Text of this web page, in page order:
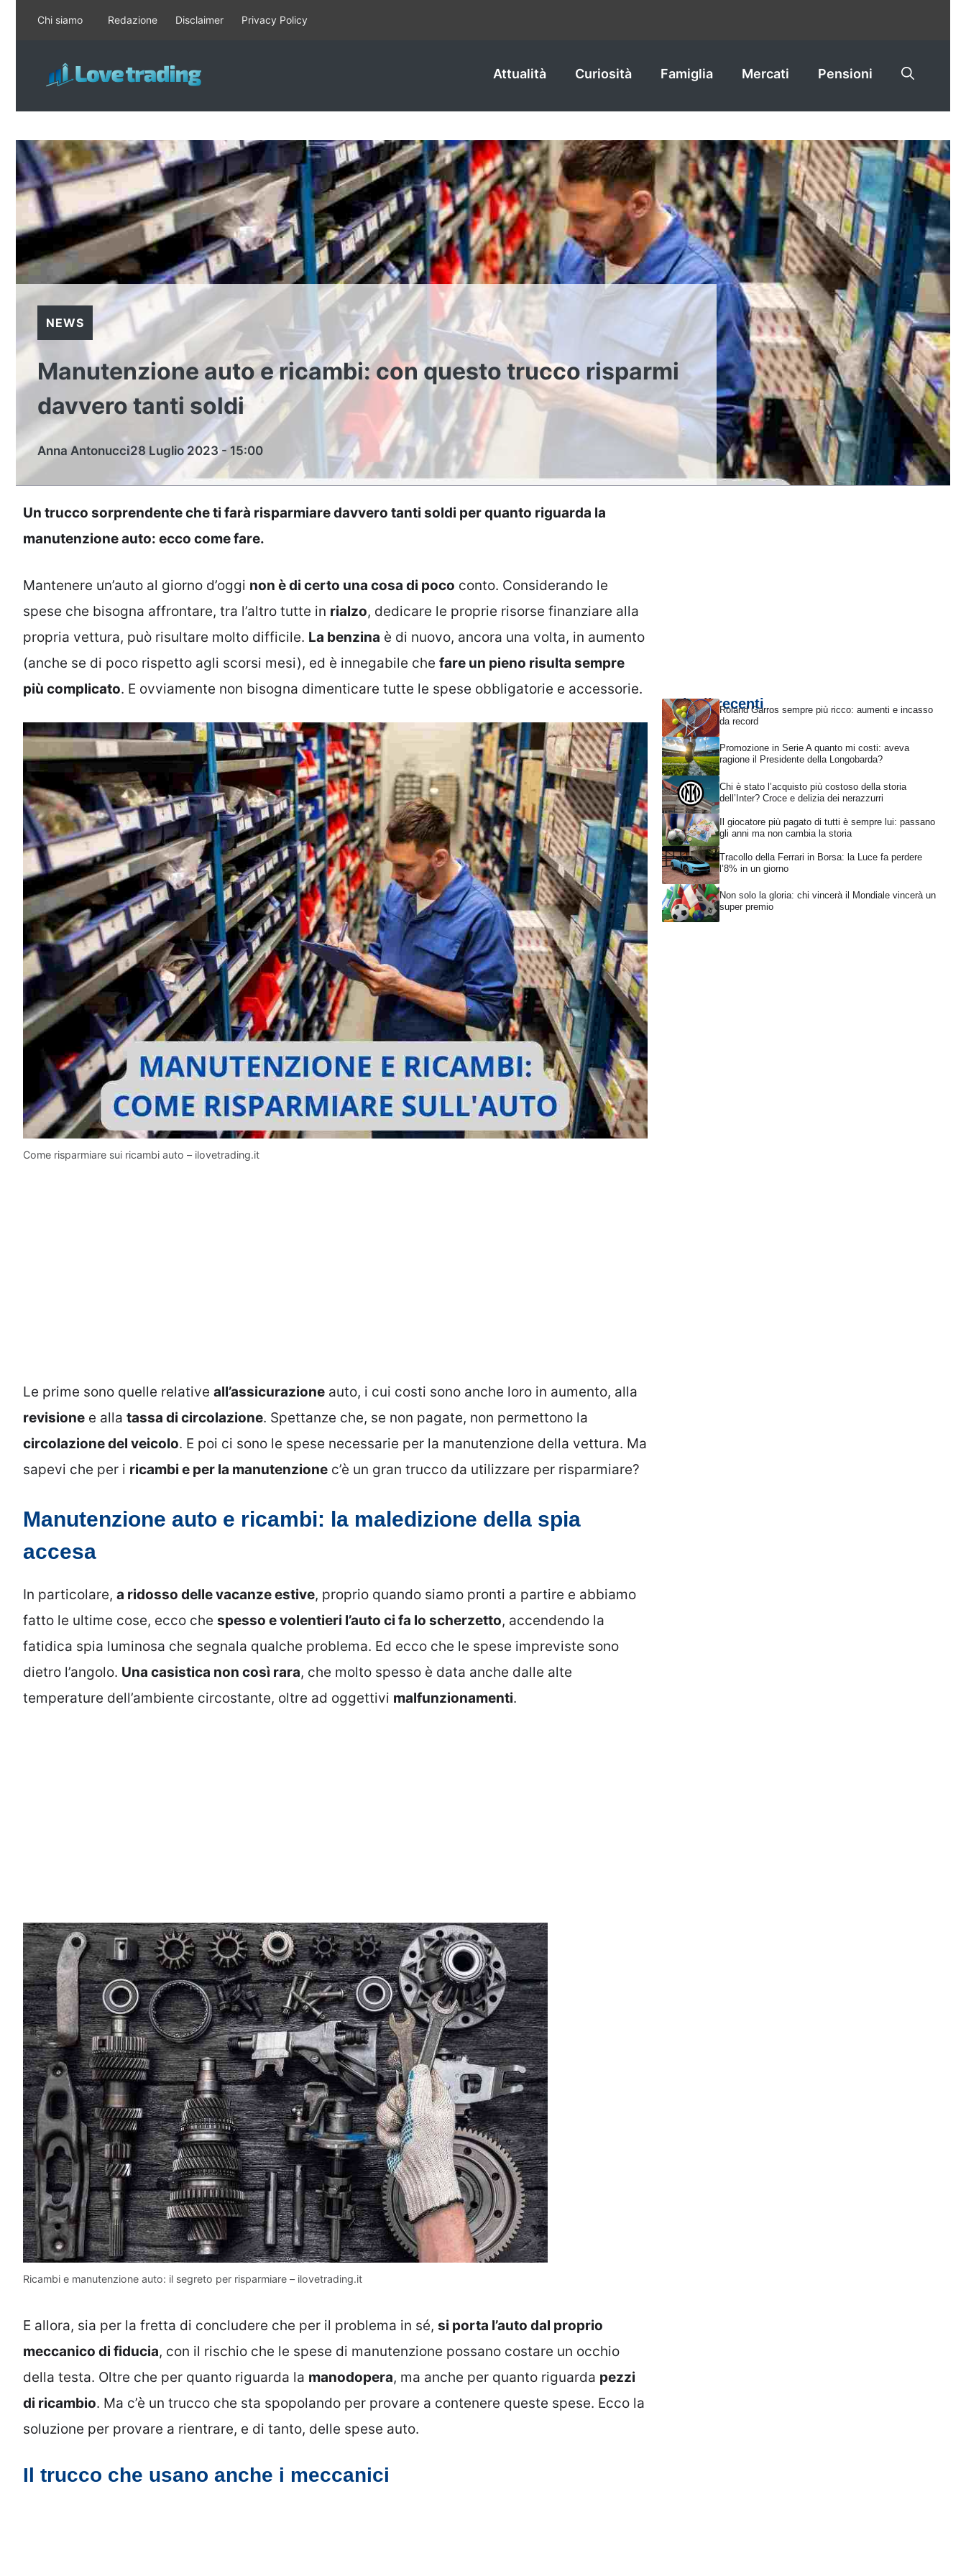
contenuto
Chi siamo Redazione Disclaimer Privacy Policy
Attualità Curiosità Famiglia Mercati Pensioni
NEWS
Manutenzione auto e ricambi: con questo trucco risparmi
davvero tanti soldi
Anna Antonucci28 Luglio 2023 - 15:00
Un trucco sorprendente che ti farà risparmiare davvero tanti soldi per quanto riguarda la
manutenzione auto: ecco come fare.
Mantenere un’auto al giorno d’oggi non è di certo una cosa di poco conto. Considerando le
spese che bisogna affrontare, tra l’altro tutte in rialzo, dedicare le proprie risorse finanziare alla
propria vettura, può risultare molto difficile. La benzina è di nuovo, ancora una volta, in aumento
(anche se di poco rispetto agli scorsi mesi), ed è innegabile che fare un pieno risulta sempre
più complicato. E ovviamente non bisogna dimenticare tutte le spese obbligatorie e accessorie.
Come risparmiare sui ricambi auto – ilovetrading.it
Le prime sono quelle relative all’assicurazione auto, i cui costi sono anche loro in aumento, alla
revisione e alla tassa di circolazione. Spettanze che, se non pagate, non permettono la
circolazione del veicolo. E poi ci sono le spese necessarie per la manutenzione della vettura. Ma
sapevi che per i ricambi e per la manutenzione c’è un gran trucco da utilizzare per risparmiare?
Manutenzione auto e ricambi: la maledizione della spia
accesa
In particolare, a ridosso delle vacanze estive, proprio quando siamo pronti a partire e abbiamo
fatto le ultime cose, ecco che spesso e volentieri l’auto ci fa lo scherzetto, accendendo la
fatidica spia luminosa che segnala qualche problema. Ed ecco che le spese impreviste sono
dietro l’angolo. Una casistica non così rara, che molto spesso è data anche dalle alte
temperature dell’ambiente circostante, oltre ad oggettivi malfunzionamenti.
Ricambi e manutenzione auto: il segreto per risparmiare – ilovetrading.it
E allora, sia per la fretta di concludere che per il problema in sé, si porta l’auto dal proprio
meccanico di fiducia, con il rischio che le spese di manutenzione possano costare un occhio
della testa. Oltre che per quanto riguarda la manodopera, ma anche per quanto riguarda pezzi
di ricambio. Ma c’è un trucco che sta spopolando per provare a contenere queste spese. Ecco la
soluzione per provare a rientrare, e di tanto, delle spese auto.
Il trucco che usano anche i meccanici
Articoli recentiRoland Garros sempre più ricco: aumenti e incasso
da record
Promozione in Serie A quanto mi costi: aveva
ragione il Presidente della Longobarda?
Chi è stato l’acquisto più costoso della storia
dell’Inter? Croce e delizia dei nerazzurri
Il giocatore più pagato di tutti è sempre lui: passano
gli anni ma non cambia la storia
Tracollo della Ferrari in Borsa: la Luce fa perdere
l’8% in un giorno
Non solo la gloria: chi vincerà il Mondiale vincerà un
super premio